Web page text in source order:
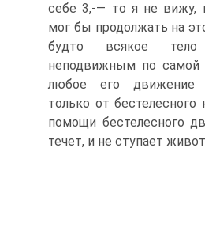
себе 3,-— то я не вижу,
мог бы продолжать на
будто всякое
неподвижным по самой
любое его движение
только от бестелесного
помощи бестелесного
течет, и не ступает